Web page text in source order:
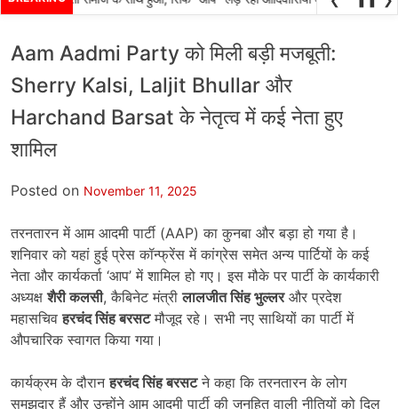
Aam Aadmi Party को मिली बड़ी मजबूती:
Sherry Kalsi, Laljit Bhullar और
Harchand Barsat के नेतृत्व में कई नेता हुए
शामिल
Posted on November 11, 2025
तरनतारन में आम आदमी पार्टी (AAP) का कुनबा और बड़ा हो गया है।
शनिवार को यहां हुई प्रेस कॉन्फ्रेंस में कांग्रेस समेत अन्य पार्टियों के कई
नेता और कार्यकर्ता ‘आप’ में शामिल हो गए। इस मौके पर पार्टी के कार्यकारी
अध्यक्षशैरी कलसी, कैबिनेट मंत्रीलालजीत सिंह भुल्लरऔर प्रदेश
महासचिवहरचंद सिंह बरसटमौजूद रहे। सभी नए साथियों का पार्टी में
औपचारिक स्वागत किया गया।
कार्यक्रम के दौरानहरचंद सिंह बरसटने कहा कि तरनतारन के लोग
समझदार हैं और उन्होंने आम आदमी पार्टी की जनहित वाली नीतियों को दिल